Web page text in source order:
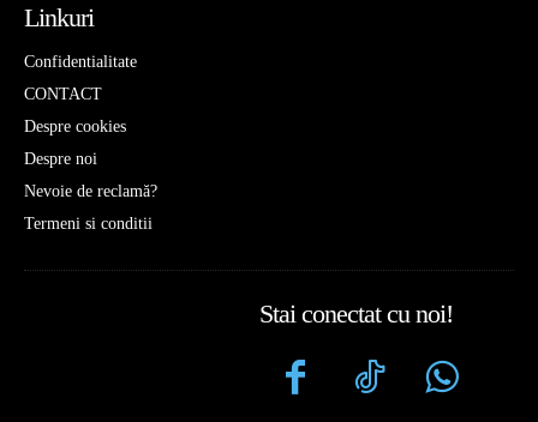
Linkuri
Confidentialitate
CONTACT
Despre cookies
Despre noi
Nevoie de reclamă?
Termeni si conditii
Stai conectat cu noi!